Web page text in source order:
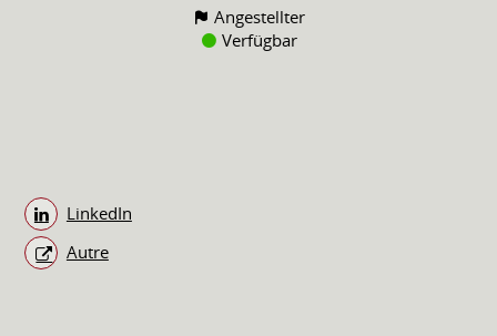
Angestellter
Verfügbar
LinkedIn
Autre